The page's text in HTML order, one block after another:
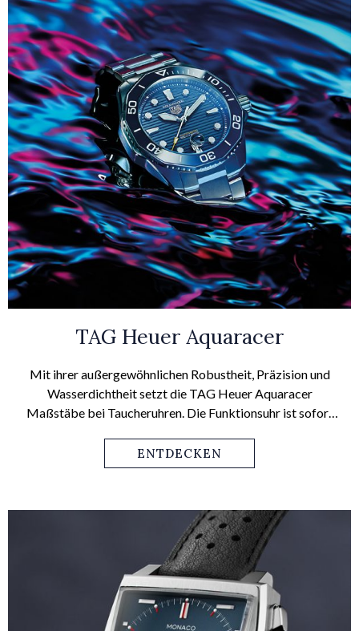
TAG Heuer Aquaracer
Mit ihrer außergewöhnlichen Robustheit, Präzision und
Wasserdichtheit setzt die TAG Heuer Aquaracer
Maßstäbe bei Taucheruhren. Die Funktionsuhr ist sofort
einfachen Drehen zu erkennen.
ENTDECKEN